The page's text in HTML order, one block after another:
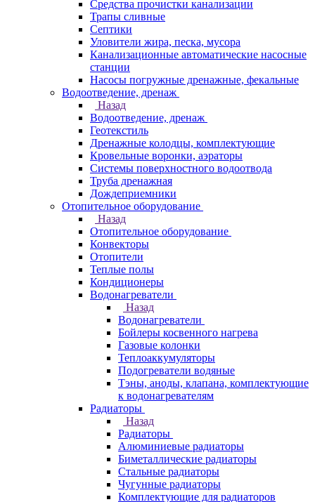
Средства прочистки канализации
Трапы сливные
Септики
Уловители жира, песка, мусора
Канализационные автоматические насосные
станции
Насосы погружные дренажные, фекальные
Водоотведение, дренаж
Назад
Водоотведение, дренаж
Геотекстиль
Дренажные колодцы, комплектующие
Кровельные воронки, аэраторы
Системы поверхностного водоотвода
Труба дренажная
Дождеприемники
Отопительное оборудование
Назад
Отопительное оборудование
Конвекторы
Отопители
Теплые полы
Кондиционеры
Водонагреватели
Назад
Водонагреватели
Бойлеры косвенного нагрева
Газовые колонки
Теплоаккумуляторы
Подогреватели водяные
Тэны, аноды, клапана, комплектующие
к водонагревателям
Радиаторы
Назад
Радиаторы
Алюминиевые радиаторы
Биметаллические радиаторы
Стальные радиаторы
Чугунные радиаторы
Комплектующие для радиаторов